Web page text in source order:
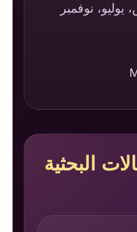
نوفمبر
البحثية